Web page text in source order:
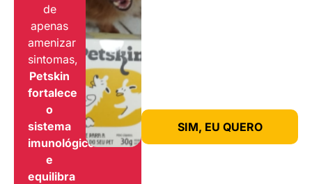
de
apenas
amenizar
sintomas,
Petskin
fortalece
o
sistema
imunológico
e
equilibra
SIM, EU QUERO